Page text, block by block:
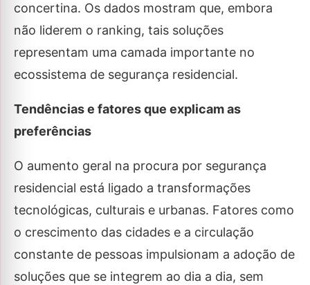
concertina. Os dados mostram que, embora
não liderem o ranking, tais soluções
representam uma camada importante no
ecossistema de segurança residencial.
Tendências e fatores que explicam as
preferências
O aumento geral na procura por segurança
residencial está ligado a transformações
tecnológicas, culturais e urbanas. Fatores como
o crescimento das cidades e a circulação
constante de pessoas impulsionam a adoção de
soluções que se integrem ao dia a dia, sem